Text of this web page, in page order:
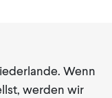
Wenn
werden wir